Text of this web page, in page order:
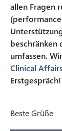
allen Fragen
beschränken
umfassen.
Clinical
Erstgespräch!
Beste Grüße